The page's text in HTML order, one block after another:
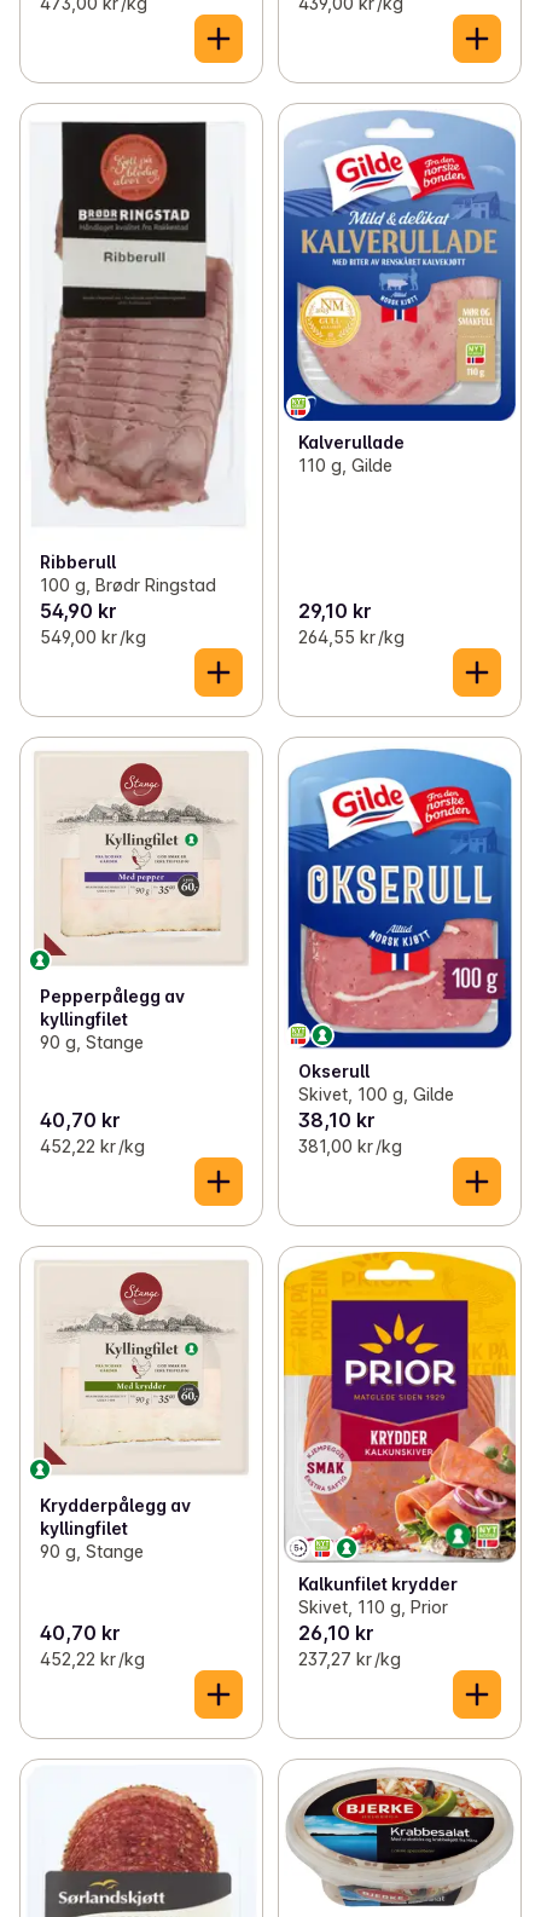
Ribberull
100 g, Brødr Ringstad
54,90 kr
549,00 kr /kg
Kalverullade
110 g, Gilde
29,10 kr
264,55 kr /kg
Pepperpålegg av
kyllingfilet
90 g, Stange
40,70 kr
452,22 kr /kg
Okserull
Skivet, 100 g, Gilde
38,10 kr
381,00 kr /kg
Krydderpålegg av
kyllingfilet
90 g, Stange
40,70 kr
452,22 kr /kg
Kalkunfilet krydder
Skivet, 110 g, Prior
26,10 kr
237,27 kr /kg